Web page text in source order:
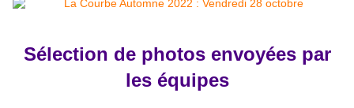
Sélection de photos envoyées par
les équipes